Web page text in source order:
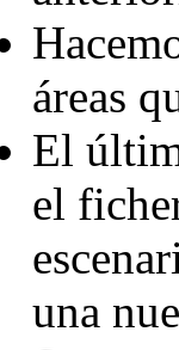
áreas
El
el
una